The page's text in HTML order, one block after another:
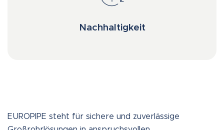
Nachhaltigkeit
EUROPIPE steht für sichere und zuverlässige